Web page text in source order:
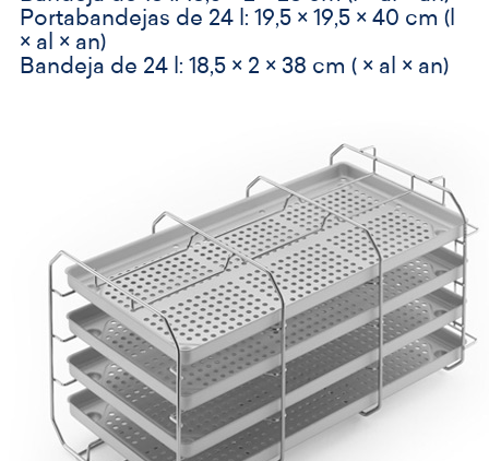
Portabandejas de 24 l: 19,5 × 19,5 × 40 cm (l
× al × an)
Bandeja de 24 l: 18,5 × 2 × 38 cm ( × al × an)